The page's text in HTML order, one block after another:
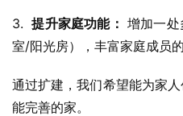
3. 提升家庭功能： 增加一
室/阳光房），丰富家庭成员
通过扩建，我们希望能为家
能完善的家。